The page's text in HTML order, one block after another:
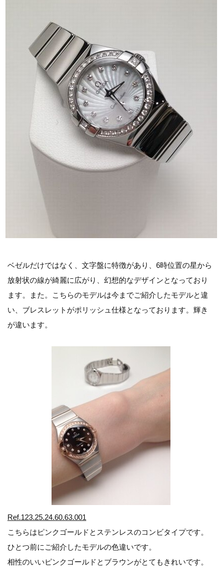
ベゼルだけではなく、文字盤に特徴があり、6時位置の星から
放射状の線が綺麗に広がり、幻想的なデザインとなっており
ます。また。こちらのモデルは今までご紹介したモデルと違
い、ブレスレットがポリッシュ仕様となっております。輝き
が違います。
Ref.123.25.24.60.63.001
こちらはピンクゴールドとステンレスのコンビタイプです。
ひとつ前にご紹介したモデルの色違いです。
相性のいいピンクゴールドとブラウンがとてもきれいです。